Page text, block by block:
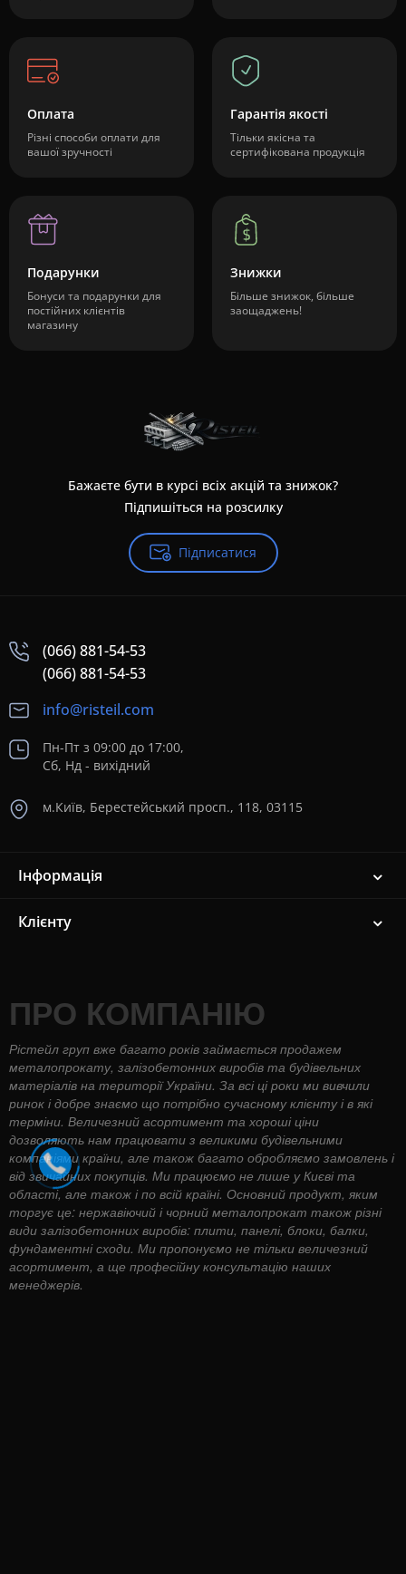
Оплата
Різні способи оплати для
вашої зручності
Гарантія якості
Тільки якісна та
сертифікована продукція
Подарунки
Бонуси та подарунки для
постійних клієнтів
магазину
Знижки
Більше знижок, більше
заощаджень!
Бажаєте бути в курсі всіх акцій та знижок?
Підпишіться на розсилку
Підписатися
(066) 881-54-53
(066) 881-54-53
info@risteil.com
Пн-Пт з 09:00 до 17:00,
Сб, Нд - вихідний
м.Київ, Берестейський просп., 118, 03115
Інформація
Клієнту
ПРО КОМПАНІЮ
Рістейл груп вже багато років займається продажем
металопрокату, залізобетонних виробів та будівельних
матеріалів на території України. За всі ці роки ми вивчили
ринок і добре знаємо що потрібно сучасному клієнту і в які
терміни. Величезний асортимент та хороші ціни
дозволяють нам працювати з великими будівельними
компаніями країни, але також багато обробляємо замовлень і
від звичайних покупців. Ми працюємо не лише у Києві та
області, але також і по всій країні. Основний продукт, яким
торгує це: нержавіючий і чорний металопрокат також різні
види залізобетонних виробів: плити, панелі, блоки, балки,
фундаментні сходи. Ми пропонуємо не тільки величезний
асортимент, а ще професійну консультацію наших
менеджерів.